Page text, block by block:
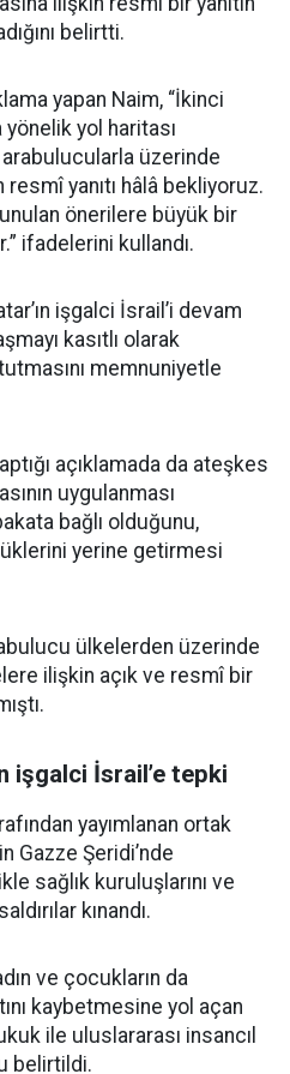
belirtti.
yapan Naim, “İkinci
yönelik yol haritası
üzerinde
yanıtı hâlâ bekliyoruz.
önerilere büyük bir
ifadelerini kullandı.
işgalci İsrail’i devam
kasıtlı olarak
memnuniyetle
açıklamada da ateşkes
uygulanması
bağlı olduğunu,
yerine getirmesi
ülkelerden üzerinde
ilişkin açık ve resmî bir
işgalci İsrail’e tepki
yayımlanan ortak
Gazze Şeridi’nde
sağlık kuruluşlarını ve
kınandı.
ve çocukların da
kaybetmesine yol açan
ile uluslararası insancıl
belirtildi.